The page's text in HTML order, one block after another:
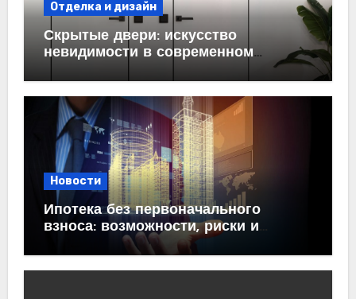
Отделка и дизайн
Скрытые двери: искусство
невидимости в современном
Новости
Ипотека без первоначального
взноса: возможности, риски и
практические рекомендации<